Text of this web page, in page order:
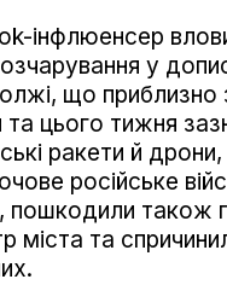
інфлюенсер
у
що приблизно
та цього тижня
ракети й дрони,
російське
пошкодили також
міста та